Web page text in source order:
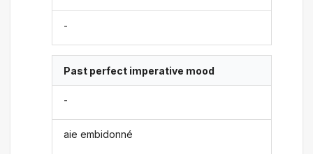
-
Past perfect imperative mood
-
aie embidonné